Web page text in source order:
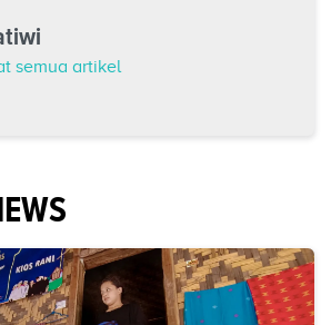
semua artikel